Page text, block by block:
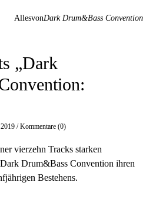
AllesvonDark Drum&Bass Convention
„Dark
/ Kommentare (0)
vierzehn Tracks starken
Drum&Bass Convention ihren
Bestehens.